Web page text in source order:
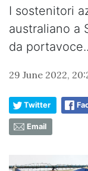
I sostenitori
australiano a
da
29 June 2022,
Twitter
Email